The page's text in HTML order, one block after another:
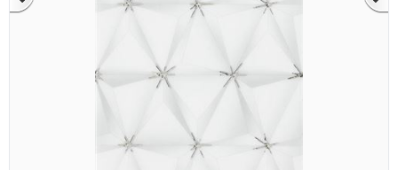
bizlere ulaştırabilirsiniz. Bizi tercih